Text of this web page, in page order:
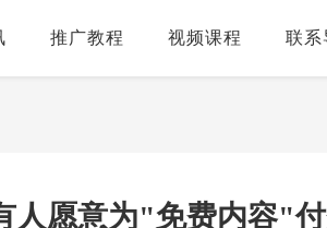
推广教程 视频课程 联系
人愿意为"免费内容"付